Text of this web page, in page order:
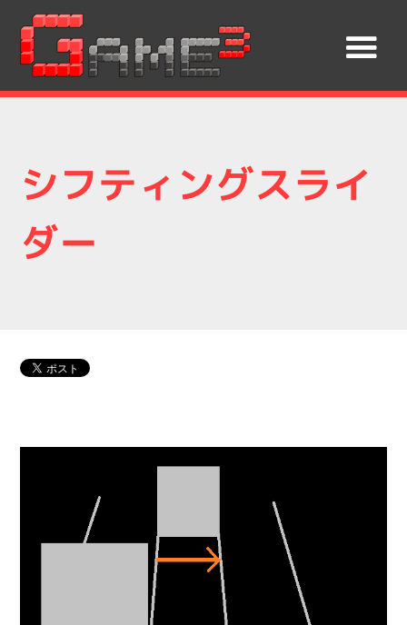
シフティングスライ
ダー